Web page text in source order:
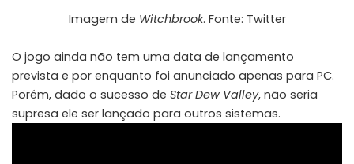
Imagem de Witchbrook. Fonte: Twitter
O jogo ainda não tem uma data de lançamento
prevista e por enquanto foi anunciado apenas para PC.
Porém, dado o sucesso de Star Dew Valley, não seria
supresa ele ser lançado para outros sistemas.